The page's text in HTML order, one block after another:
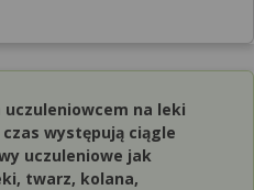
na leki
występują ciągle
uczuleniowe jak
twarz, kolana,